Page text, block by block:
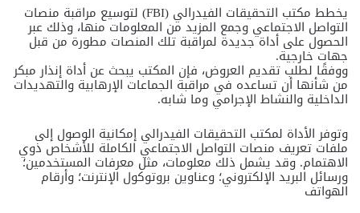
يخطط مكتب التحقيقات الفيدرالي (FBI) لتوسيع مراقبة منصات
التواصل الاجتماعي وجمع المزيد من المعلومات منها، وذلك عبر
الحصول على أداة جديدة لمراقبة تلك المنصات مطورة من قبل
جهات خارجية.
ووفقًا لطلب تقديم العروض، فإن المكتب يبحث عن أداة إنذار مبكر
من شأنها أن تساعده في مراقبة الجماعات الإرهابية والتهديدات
الداخلية والنشاط الإجرامي وما شابه.
وتوفر الأداة لمكتب التحقيقات الفيدرالي إمكانية الوصول إلى
ملفات تعريف منصات التواصل الاجتماعي الكاملة للأشخاص ذوي
الاهتمام. وقد يشمل ذلك معلومات، مثل معرفات المستخدمين؛
ورسائل البريد الإلكتروني؛ وعناوين بروتوكول الإنترنت؛ وأرقام
الهواتف